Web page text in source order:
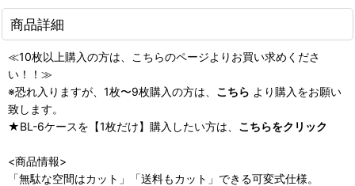
商品詳細
≪10枚以上購入の方は、こちらのページよりお買い求めくださ
い！！≫
※恐れ入りますが、1枚〜9枚購入の方は、 こちら より購入をお願い
致します。
★BL-6ケースを【1枚だけ】購入したい方は、 こちらをクリック
<商品情報>
「無駄な空間はカット」「送料もカット」できる可変式仕様。